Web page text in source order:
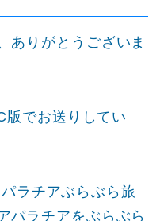
ありがとうございま
版でお送りしてい
ラチアぶらぶら旅
パラチアをぶらぶら